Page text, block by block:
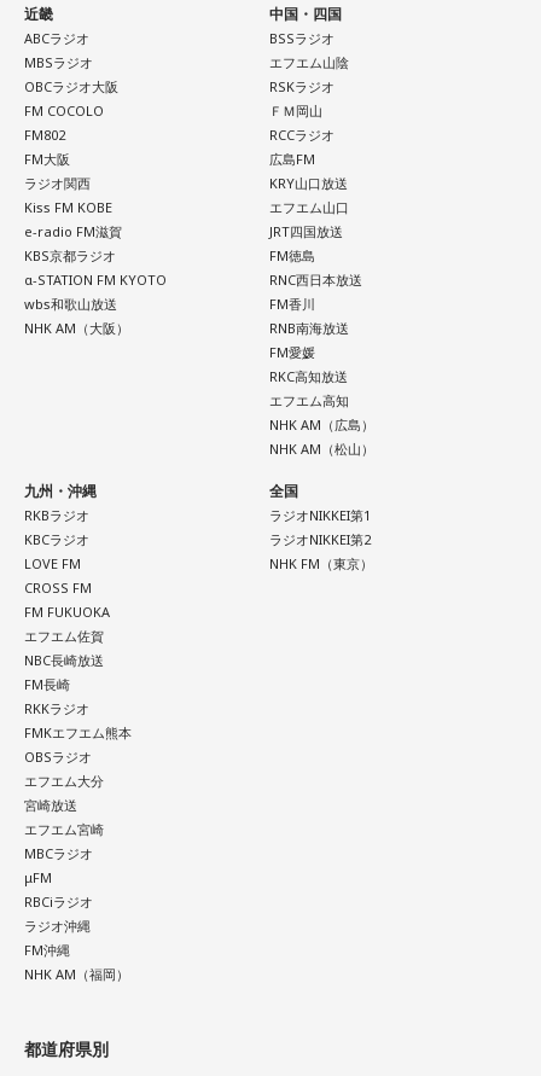
近畿
ABCラジオ
MBSラジオ
OBCラジオ大阪
FM COCOLO
FM802
FM大阪
ラジオ関西
Kiss FM KOBE
e-radio FM滋賀
KBS京都ラジオ
α-STATION FM KYOTO
wbs和歌山放送
NHK AM（大阪）
中国・四国
BSSラジオ
エフエム山陰
RSKラジオ
ＦＭ岡山
RCCラジオ
広島FM
KRY山口放送
エフエム山口
JRT四国放送
FM徳島
RNC西日本放送
FM香川
RNB南海放送
FM愛媛
RKC高知放送
エフエム高知
NHK AM（広島）
NHK AM（松山）
九州・沖縄
RKBラジオ
KBCラジオ
LOVE FM
CROSS FM
FM FUKUOKA
エフエム佐賀
NBC長崎放送
FM長崎
RKKラジオ
FMKエフエム熊本
OBSラジオ
エフエム大分
宮崎放送
エフエム宮崎
MBCラジオ
μFM
RBCiラジオ
ラジオ沖縄
FM沖縄
NHK AM（福岡）
全国
ラジオNIKKEI第1
ラジオNIKKEI第2
NHK FM（東京）
都道府県別